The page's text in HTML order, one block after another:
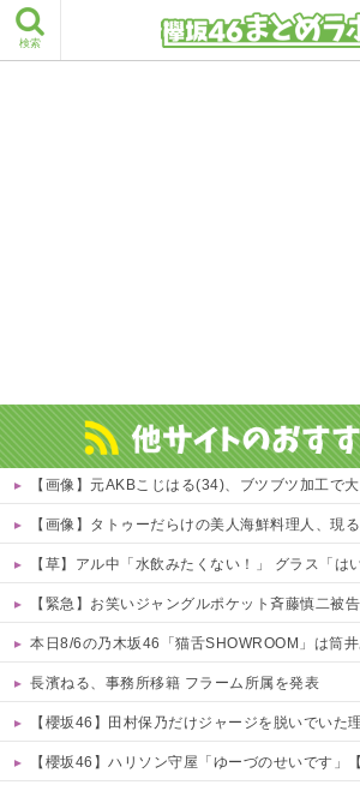
検索
【画像】元AKBこじはる(34)、ブツブツ加工で大暴れww身体は
【画像】タトゥーだらけの美人海鮮料理人、現る！！←コレはセクシー過ぎてワイ
【草】アル中「水飲みたくない！」 グラス「は
【緊急】お笑いジャングルポケット斉藤慎二被告
本日8/6の乃木坂46「猫舌SHOWROOM」は筒
長濱ねる、事務所移籍 フラーム所属を発表
【櫻坂46】田村保乃だけジャージを脱いでいた
【櫻坂46】ハリソン守屋「ゆーづのせいです」